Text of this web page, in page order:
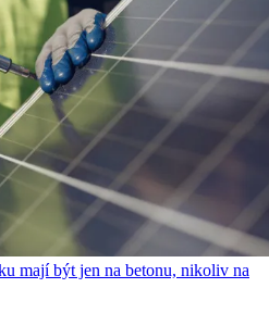
mají být jen na betonu, nikoliv na